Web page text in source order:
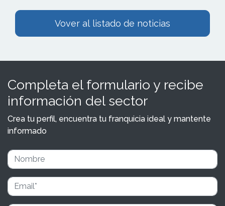
Vover al listado de noticias
Completa el formulario y recibe
información del sector
Crea tu perfil, encuentra tu franquicia ideal y mantente
informado